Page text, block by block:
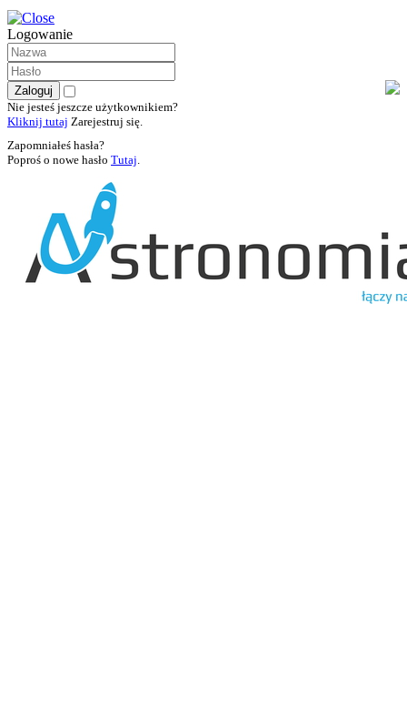
Logowanie
Nie jesteś jeszcze użytkownikiem?
Kliknij tutaj Zarejestruj się.
Zapomniałeś hasła?
Poproś o nowe hasło Tutaj.